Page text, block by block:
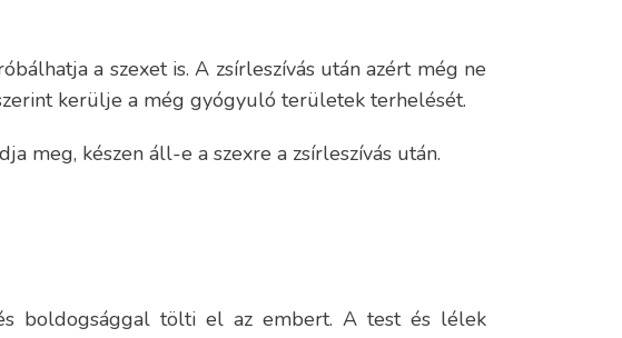
a szexet is. A zsírleszívás után azért még ne
kerülje a még gyógyuló területek terhelését.
meg, készen áll-e a szexre a zsírleszívás után.
boldogsággal tölti el az embert. A test és lélek